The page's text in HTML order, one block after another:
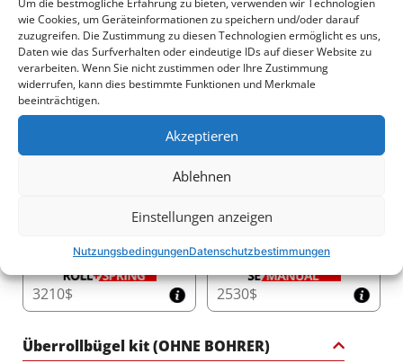
Um die bestmögliche Erfahrung zu bieten, verwenden wir Technologien
wie Cookies, um Geräteinformationen zu speichern und/oder darauf
zuzugreifen. Die Zustimmung zu diesen Technologien ermöglicht es uns,
Daten wie das Surfverhalten oder eindeutige IDs auf dieser Website zu
verarbeiten. Wenn Sie nicht zustimmen oder Ihre Zustimmung
widerrufen, kann dies bestimmte Funktionen und Merkmale
beeinträchtigen.
Akzeptieren
Ablehnen
Einstellungen anzeigen
NutzungsbedingungenDatenschutzbestimmungen
und gleichmäßige Oberflächenbeschaffenheit,
genehmigt von QUALICOAT (Klasse 2 - Kategorie 1,
Genehmigung #P-0780). Mit einer Dicke von 60-100
Mikrometern unter Verwendung modernster
elektrostatischer oder dreifacher Ladungsmethoden
aufgetragen, wird diese Beschichtung bei 190°C
gehärtet, um langanhaltende Widerstandsfähigkeit zu
gewährleisten. Neokems Engagement für Qualität und
Umweltstandards stellt sicher, dass diese
ISO 14001:2015 erfüllt und Ihnen ein Produkt bietet,
Elemente gebaut ist.
Sport-Rollbar von Tessera4x4 – ein Zeichen für Stärke,
Sicherheit und Raffinesse für Ihren 4x4.
Ladeflächenabdeckungen für Pick-up
3805$
3210$ 2530$
Überrollbügel kit (OHNE BOHRER)